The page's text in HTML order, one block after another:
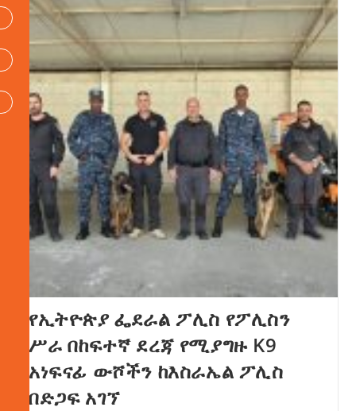
የኢትዮጵያ ፌደራል ፖሊስ የፖሊስን
ሥራ በከፍተኛ ደረጃ የሚያግዙ K9
አነፍናፊ ውሾችን ከእስራኤል ፖሊስ
በድጋፍ አገኘ